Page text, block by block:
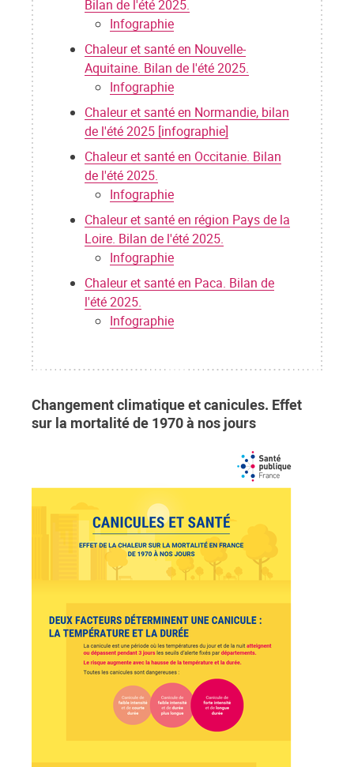
Bilan de l'été 2025.
Infographie
Chaleur et santé en Nouvelle-
Aquitaine. Bilan de l'été 2025.
Infographie
Chaleur et santé en Normandie, bilan
de l'été 2025 [infographie]
Chaleur et santé en Occitanie. Bilan
de l'été 2025.
Infographie
Chaleur et santé en région Pays de la
Loire. Bilan de l'été 2025.
Infographie
Chaleur et santé en Paca. Bilan de
l'été 2025.
Infographie
Changement climatique et canicules. Effet
sur la mortalité de 1970 à nos jours